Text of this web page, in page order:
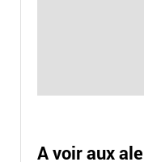
A voir aux